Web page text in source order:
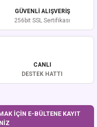
GÜVENLİ ALIŞVERİŞ
256bit SSL Sertifikası
CANLI
DESTEK HATTI
İÇİN E-BÜLTENE KAYIT